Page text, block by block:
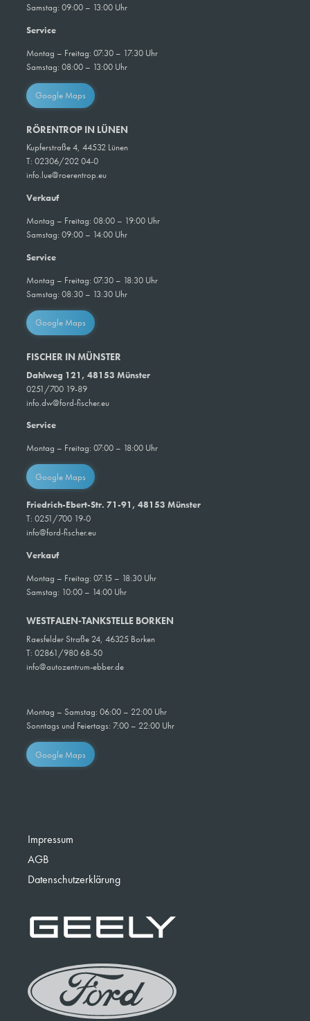
Samstag: 09:00 – 13:00 Uhr
Service
Montag – Freitag: 07:30 – 17:30 Uhr
Samstag: 08:00 – 13:00 Uhr
Google Maps
RÖRENTROP IN LÜNEN
Kupferstraße 4, 44532 Lünen
T: 02306/202 04-0
info.lue@roerentrop.eu
Verkauf
Montag – Freitag: 08:00 – 19:00 Uhr
Samstag: 09:00 – 14:00 Uhr
Service
Montag – Freitag: 07:30 – 18:30 Uhr
Samstag: 08:30 – 13:30 Uhr
Google Maps
FISCHER IN MÜNSTER
Dahlweg 121, 48153 Münster
0251/700 19-89
info.dw@ford-fischer.eu
Service
Montag – Freitag: 07:00 – 18:00 Uhr
Google Maps
Friedrich-Ebert-Str. 71-91, 48153 Münster
T: 0251/700 19-0
info@ford-fischer.eu
Verkauf
Montag – Freitag: 07:15 – 18:30 Uhr
Samstag: 10:00 – 14:00 Uhr
WESTFALEN-TANKSTELLE BORKEN
Raesfelder Straße 24, 46325 Borken
T: 02861/980 68-50
info@autozentrum-ebber.de
Montag – Samstag: 06:00 – 22:00 Uhr
Sonntags und Feiertags: 7:00 – 22:00 Uhr
Google Maps
Impressum
AGB
Datenschutzerklärung